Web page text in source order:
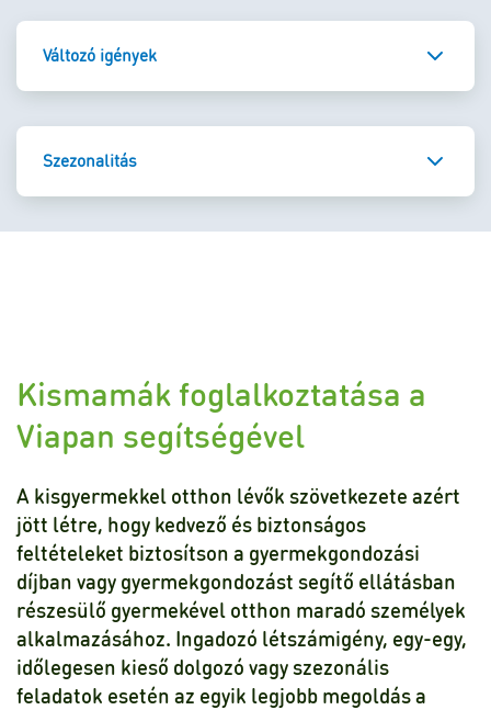
Változó igények
Szezonalitás
Kismamák foglalkoztatása a
Viapan segítségével
A kisgyermekkel otthon lévők szövetkezete azért
jött létre, hogy kedvező és biztonságos
feltételeket biztosítson a gyermekgondozási
díjban vagy gyermekgondozást segítő ellátásban
részesülő gyermekével otthon maradó személyek
alkalmazásához. Ingadozó létszámigény, egy-egy,
időlegesen kieső dolgozó vagy szezonális
feladatok esetén az egyik legjobb megoldás a